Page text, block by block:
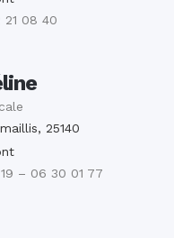
21 08 40
25140
– 06 30 01 77